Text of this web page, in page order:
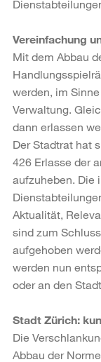
Vereinfachung
Mit dem Abbau
werden, im
Verwaltung.
dann erlassen
Der Stadtrat hat
426 Erlasse der
aufzuheben. Die
Aktualität,
sind zum
aufgehoben
werden nun
oder an den
Stadt Zürich:
Die
Abbau der